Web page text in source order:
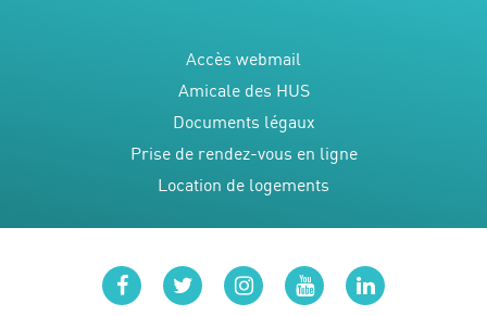
Accès webmail
Amicale des HUS
Documents légaux
Prise de rendez-vous en ligne
Location de logements
facebooktwitterinstagram
youtubelinkedin